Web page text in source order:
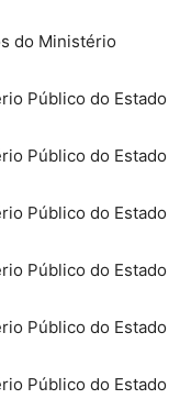
do Ministério
Público do Estado
Público do Estado
Público do Estado
Público do Estado
Público do Estado
Público do Estado